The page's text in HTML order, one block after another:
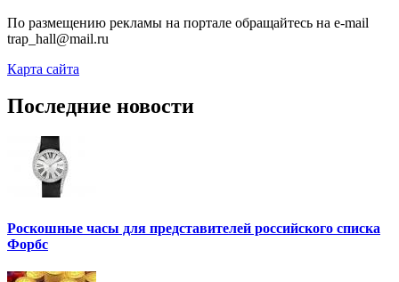
По размещению рекламы на портале обращайтесь на e-mail
trap_hall@mail.ru
Карта сайта
Последние новости
Роскошные часы для представителей российского списка
Форбс